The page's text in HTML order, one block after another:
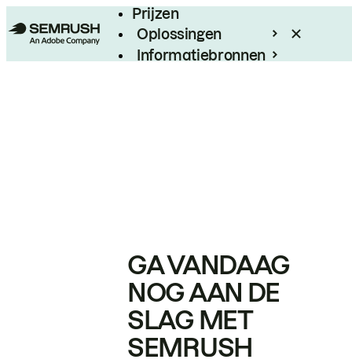
Prijzen
Oplossingen
Informatiebronnen
GA VANDAAG
NOG AAN DE
SLAG MET
SEMRUSH